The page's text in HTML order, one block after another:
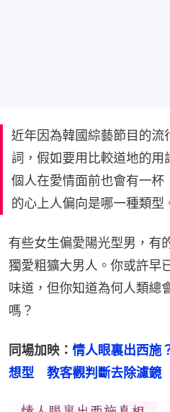
近年因為韓國綜藝節目的
詞，假如要用比較道地的
個人在愛情面前也會有一
的心上人偏向是哪一種類型
有些女生偏愛陽光型男，有
獨愛粗獷大男人。你或許早
味道，但你知道為何人類總
嗎？
同場加映： 情人眼裏出西施
想型　教客觀判斷去除濾鏡